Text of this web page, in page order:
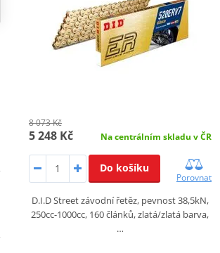
8 073 Kč
5 248 Kč Na centrálním skladu v ČR
Do košíku
Porovnat
D.I.D Street závodní řetěz, pevnost 38,5kN,
250cc-1000cc, 160 článků, zlatá/zlatá barva,
…